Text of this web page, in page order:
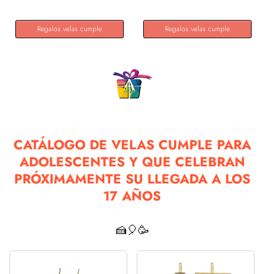
Regalos velas cumple Regalos velas cumple
CATÁLOGO DE VELAS CUMPLE PARA
ADOLESCENTES Y QUE CELEBRAN
PRÓXIMAMENTE SU LLEGADA A LOS
17 AÑOS
🍰🎈🥳